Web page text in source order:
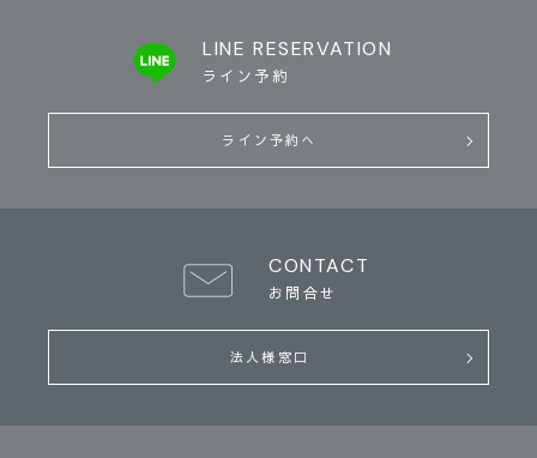
LINE RESERVATION
ライン予約
ライン予約へ
CONTACT
お問合せ
法人様窓口